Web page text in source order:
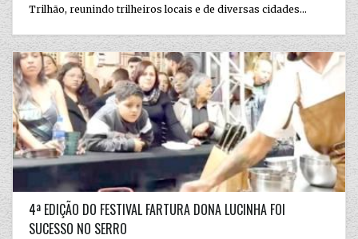
Trilhão, reunindo trilheiros locais e de diversas cidades...
4ª EDIÇÃO DO FESTIVAL FARTURA DONA LUCINHA FOI
SUCESSO NO SERRO